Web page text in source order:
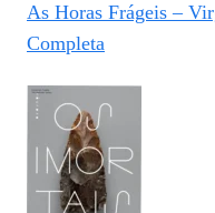
As Horas Frágeis –
Completa